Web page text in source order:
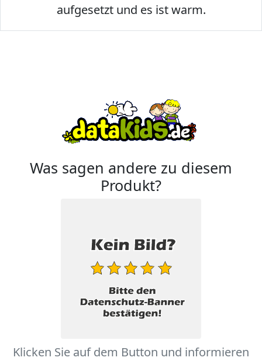
aufgesetzt und es ist warm.
Was sagen andere zu diesem
Produkt?
Klicken Sie auf dem Button und informieren